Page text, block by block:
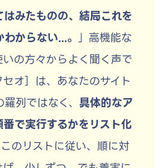
みたものの、結局これを
からない...。 」高機能な
の方々からよく聞く声で
オ］は、あなたのサイト
列ではなく、 具体的なア
で実行するかをリスト化
のリストに従い、順に対